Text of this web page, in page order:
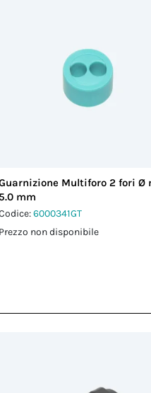
Multiforo 2 fori Ø
5.0 mm
6000341GT
Prezzo non disponibile